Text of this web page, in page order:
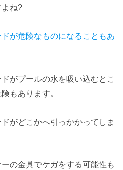
よね?
が危険なものになることもあ
がプールの水を吸い込むとこ
もあります。
がどこかへ引っかかってしま
の金具でケガをする可能性も